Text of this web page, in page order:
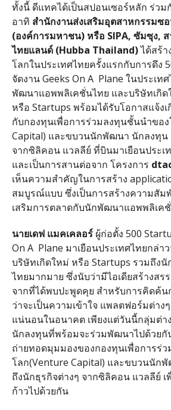
ทั้งนี้ ดีแทคได้เป็นสปอนเซอร์หลัก ร่ว
อาทิ สำนักงานส่งเสริมอุตสาหกรรมซ
(องค์การมหาชน) หรือ SIPA, ซัมซุง,
ไทยแลนด์ (Hubba Thailand)ได้สร้
โลกในประเทศไทยครั้งแรกกับการดึง
จัดงาน Geeks On A Plane ในประเท
พัฒนาแอพพลิเคชั่นไทย และบริษัทเกิด
หรือ Startups พร้อมได้รับโอกาสแจ้งเ
กับกองทุนเพื่อการร่วมลงทุนชั้นนำของ
Capital) และขบวนนักพัฒนา นักลงทุน
จากซิลิคอน แวลลีย์ ที่บินมาเยือนประเ
และเป็นการสานต่อจาก โครงการ
เห็นความสำคัญในการสร้าง
สมบูรณ์แบบ ซึ่งเป็นการสร้างความสัม
เสริมการตลาดกับนักพัฒนาแอพพลิเคชั่
นายเดฟ แมคเคลอร์ผู้ก่อตั้ง 500
On A Plane มาเยือนประเทศไทยกล่า
บริษัทเกิดใหม่ หรือ Startups รวมถึง
ไทยมากมาย ซึ่งนับว่ามีไอเดียสร้างสร
จากที่ได้พบปะพูดคุย สำหรับการคิดค้น
ว่าจะเป็นความเข้าใจ แพลตฟอร์มต่าง
แน่นอนในอนาคต เพียงแต่วันนี้กลุ่มต่า
นักลงทุนที่พร้อมจะร่วมพัฒนาไปด้วยกั
ถ่ายทอดมุมมองของกองทุนเพื่อการร่
โลก(Venture Capital) และขบวนนัก
ถึงนักธุรกิจต่างๆ จากซิลิคอน แวลลีย์ เ
ก้าวไปด้วยกัน